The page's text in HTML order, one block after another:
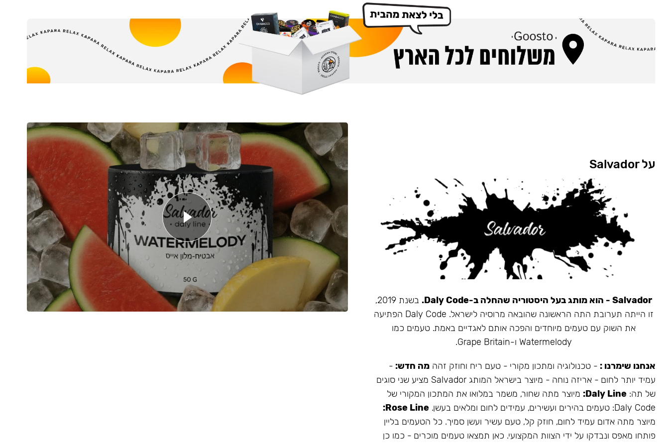
על Salvador
Salvador - הוא מותג בעל היסטוריה שהחלה ב-Daly Code.
בשנת 2019,
זו הייתה תערובת התה הראשונה שהובאה מרוסיה לישראל. Daly Code הפתיעה
את השוק עם טעמים מיוחדים והפכה אותם לאגדיים באמת. טעמים כמו
Watermelody ו-Grape Britain.
אנחנו שימרנו : - טכנולוגיה ומתכון מקורי - טעם ריח וחוזק זהה מה חדש: -
עמיד יותר לחום - אריזה נוחה - מיוצר בישראל המותג Salvador מציע שני סוגים
של תה: Daly Line: מיוצר מתה שחור, משמר במלואו את המתכון המקורי של
Daly Code: טעמים בהירים ועשירים, עמידים לחום ומלאים בעשן.
Rose Line:
מיוצר מתה אדום עמיד לחום, חוזק קל, טעם עשיר ועשן סמיך. כל הטעמים בליין
פותחו מאפס ונבדקו על ידי הצוות המקצועי. כאן תמצאו טעמים מוכרים - כמו כן